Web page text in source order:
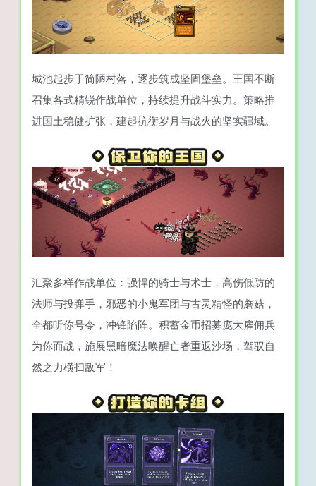
城池起步于简陋村落，逐步筑成坚固堡垒。王国不断
召集各式精锐作战单位，持续提升战斗实力。策略推
进国土稳健扩张，建起抗衡岁月与战火的坚实疆域。
汇聚多样作战单位：强悍的骑士与术士，高伤低防的
法师与投弹手，邪恶的小鬼军团与古灵精怪的蘑菇，
全都听你号令，冲锋陷阵。积蓄金币招募庞大雇佣兵
为你而战，施展黑暗魔法唤醒亡者重返沙场，驾驭自
然之力横扫敌军！